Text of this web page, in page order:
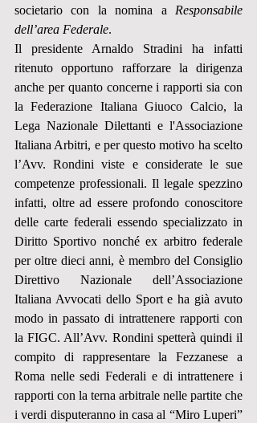
societario con la nomina a Responsabile
dell’area Federale.
Il presidente Arnaldo Stradini ha infatti
ritenuto opportuno rafforzare la dirigenza
anche per quanto concerne i rapporti sia con
la Federazione Italiana Giuoco Calcio, la
Lega Nazionale Dilettanti e l'Associazione
Italiana Arbitri, e per questo motivo ha scelto
l’Avv. Rondini viste e considerate le sue
competenze professionali. Il legale spezzino
infatti, oltre ad essere profondo conoscitore
delle carte federali essendo specializzato in
Diritto Sportivo nonché ex arbitro federale
per oltre dieci anni, è membro del Consiglio
Direttivo Nazionale dell’Associazione
Italiana Avvocati dello Sport e ha già avuto
modo in passato di intrattenere rapporti con
la FIGC. All’Avv. Rondini spetterà quindi il
compito di rappresentare la Fezzanese a
Roma nelle sedi Federali e di intrattenere i
rapporti con la terna arbitrale nelle partite che
i verdi disputeranno in casa al “Miro Luperi”